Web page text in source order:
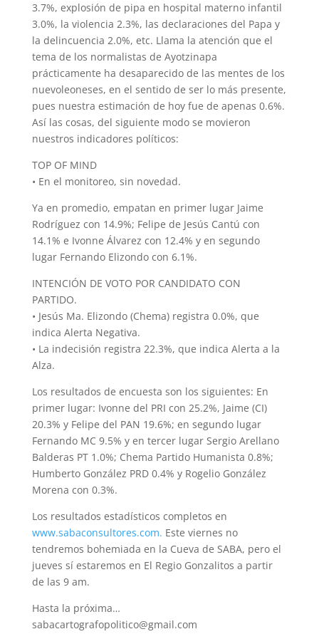
3.7%, explosión de pipa en hospital materno infantil
3.0%, la violencia 2.3%, las declaraciones del Papa y
la delincuencia 2.0%, etc. Llama la atención que el
tema de los normalistas de Ayotzinapa
prácticamente ha desaparecido de las mentes de los
nuevoleoneses, en el sentido de ser lo más presente,
pues nuestra estimación de hoy fue de apenas 0.6%.
Así las cosas, del siguiente modo se movieron
nuestros indicadores políticos:
TOP OF MIND
• En el monitoreo, sin novedad.
Ya en promedio, empatan en primer lugar Jaime
Rodríguez con 14.9%; Felipe de Jesús Cantú con
14.1% e Ivonne Álvarez con 12.4% y en segundo
lugar Fernando Elizondo con 6.1%.
INTENCIÓN DE VOTO POR CANDIDATO CON
PARTIDO.
• Jesús Ma. Elizondo (Chema) registra 0.0%, que
indica Alerta Negativa.
• La indecisión registra 22.3%, que indica Alerta a la
Alza.
Los resultados de encuesta son los siguientes: En
primer lugar: Ivonne del PRI con 25.2%, Jaime (CI)
20.3% y Felipe del PAN 19.6%; en segundo lugar
Fernando MC 9.5% y en tercer lugar Sergio Arellano
Balderas PT 1.0%; Chema Partido Humanista 0.8%;
Humberto González PRD 0.4% y Rogelio González
Morena con 0.3%.
Los resultados estadísticos completos en
www.sabaconsultores.com. Este viernes no
tendremos bohemiada en la Cueva de SABA, pero el
jueves sí estaremos en El Regio Gonzalitos a partir
de las 9 am.
Hasta la próxima…
sabacartografopolitico@gmail.com